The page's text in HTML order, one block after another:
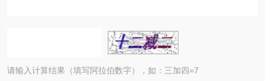
请输入计算结果（填写阿拉伯数字），如：三加四=7